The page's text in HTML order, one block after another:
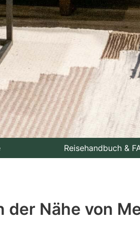
Reisehandbuch &
Nähe von